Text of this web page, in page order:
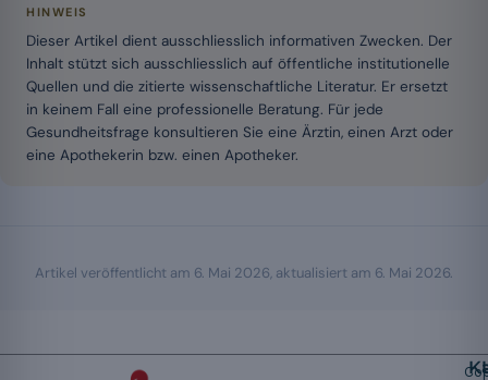
HINWEIS
Dieser Artikel dient ausschliesslich informativen Zwecken. Der
Inhalt stützt sich ausschliesslich auf öffentliche institutionelle
Quellen und die zitierte wissenschaftliche Literatur. Er ersetzt
in keinem Fall eine professionelle Beratung. Für jede
Gesundheitsfrage konsultieren Sie eine Ärztin, einen Arzt oder
eine Apothekerin bzw. einen Apotheker.
Artikel veröffentlicht am 6. Mai 2026, aktualisiert am 6. Mai 2026.